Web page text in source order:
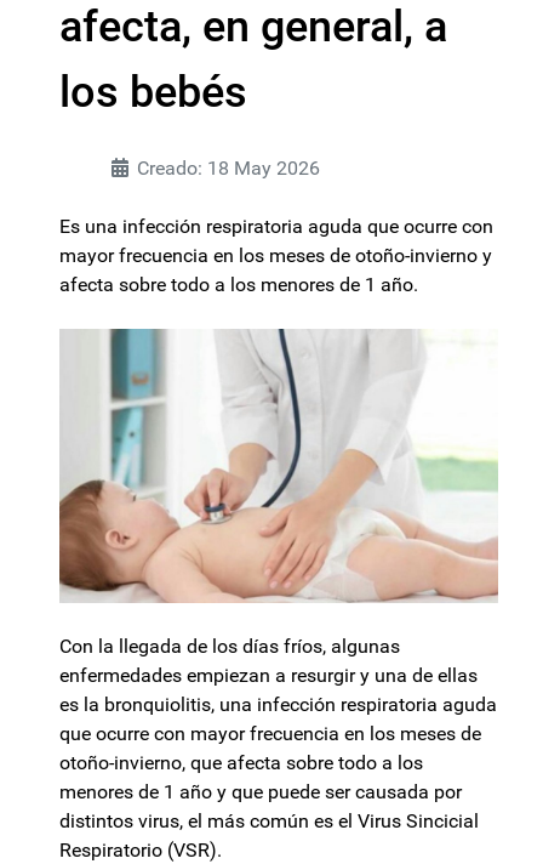
afecta, en general, a
los bebés
Creado: 18 May 2026
Es una infección respiratoria aguda que ocurre con
mayor frecuencia en los meses de otoño-invierno y
afecta sobre todo a los menores de 1 año.
Con la llegada de los días fríos, algunas
enfermedades empiezan a resurgir y una de ellas
es la bronquiolitis, una infección respiratoria aguda
que ocurre con mayor frecuencia en los meses de
otoño-invierno, que afecta sobre todo a los
menores de 1 año y que puede ser causada por
distintos virus, el más común es el Virus Sincicial
Respiratorio (VSR).